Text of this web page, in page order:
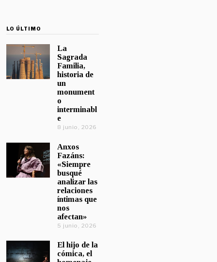
LO ÚLTIMO
La
Sagrada
Familia,
historia de
un
monument
o
interminabl
e
8 junio, 2026
Anxos
Fazáns:
«Siempre
busqué
analizar las
relaciones
íntimas que
nos
afectan»
5 junio, 2026
El hijo de la
cómica, el